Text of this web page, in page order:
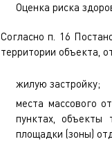
Оценка риска
Согласно п. 16
территории объекта,
жилую застройку;
места массового
пунктах, объекты
площадки (зоны)